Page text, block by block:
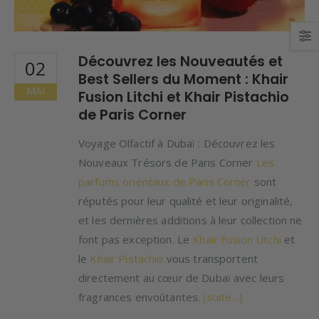
02
MAI
Découvrez les Nouveautés et
Best Sellers du Moment : Khair
Fusion Litchi et Khair Pistachio
de Paris Corner
Voyage Olfactif à Dubaï : Découvrez les
Nouveaux Trésors de Paris Corner Les
parfums orientaux de Paris Corner sont
réputés pour leur qualité et leur originalité,
et les dernières additions à leur collection ne
font pas exception. Le Khair Fusion Litchi et
le Khair Pistachio vous transportent
directement au cœur de Dubaï avec leurs
fragrances envoûtantes. (suite…)